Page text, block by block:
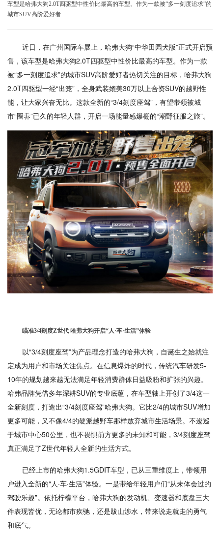
车型是哈弗大狗2.0T四驱型中性价比最高的车型。作为一款被“多一刻度追求”的
城市SUV高阶爱好者
近日，在广州国际车展上，哈弗大狗“中华田园犬版”正式开启预
售，该车型是哈弗大狗2.0T四驱型中性价比最高的车型。作为一款
被“多一刻度追求”的城市SUV高阶爱好者热切关注的目标，哈弗大狗
2.0T四驱型一经“出笼”，全身武装媲美30万以上合资SUV的越野性
能，让大家兴奋无比。这款全新的“3/4刻度座驾”，有望带领被城
市“圈养”已久的年轻人群，开启一场能量感爆棚的“潮野征服之旅”。
瞄准3/4刻度Z世代 哈弗大狗开启“人·车·生活”体验
以“3/4刻度座驾”为产品理念打造的哈弗大狗，自诞生之始就注
定成为用户和市场关注焦点。在信息爆炸的时代，传统汽车研发5-
10年的规划越来越无法满足年轻消费群体日益吸粉和扩张的兴趣。
哈弗品牌凭借多年深耕SUV的专业底蕴，在车型轴上开创了3/4这一
全新刻度，打造出“3/4刻度座驾”哈弗大狗。它比2/4的城市SUV增加
更多可能，又不像4/4的硬派越野车那样放弃城市生活场景。不逡巡
于城市中心50公里，也不畏惧前方更多的未知和可能，3/4刻度座驾
真正满足了Z世代年轻人全新的生活方式。
已经上市的哈弗大狗1.5GDIT车型，已从三重维度上，带领用
户进入全新的“人·车·生活”体验。一是带给年轻用户们“从未体会过的
驾驶乐趣”。依托柠檬平台，哈弗大狗的发动机、变速器和底盘三大
件表现皆优，无论都市疾驰，还是跋山涉水，带来说走就走的勇气
和底气。